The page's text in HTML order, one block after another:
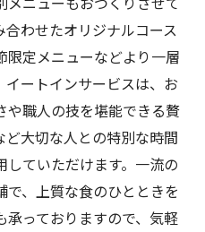
わせたオリジナルコース
定メニューなどより一層
ートインサービスは、お
や職人の技を堪能できる贅
大切な人との特別な時間
ていただけます。一流の
、上質な食のひとときを
っておりますので、気軽